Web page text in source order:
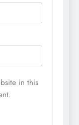
in this